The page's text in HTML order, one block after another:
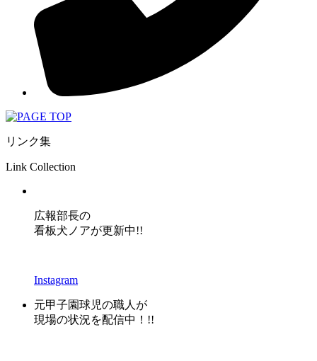
リンク集
Link Collection
広報部長の
看板犬ノアが更新中!!
Instagram
元甲子園球児の職人が
現場の状況を配信中！!!